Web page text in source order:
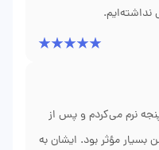
نرم می‌کردم و پس از
بسیار مؤثر بود. ایشان به